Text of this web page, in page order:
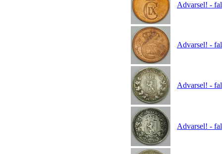
Advarsel! -
Advarsel! -
Advarsel! -
Advarsel! -